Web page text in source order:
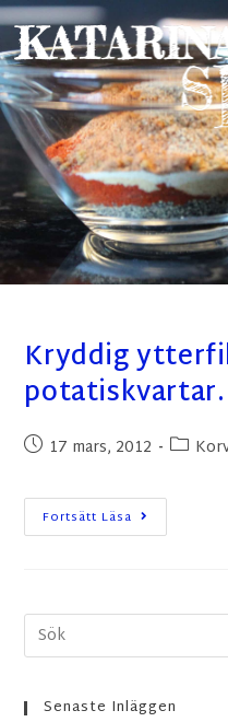
Kryddig
potatiskvartar.
17 mars, 2012
Fortsätt Läsa
Senaste Inläggen